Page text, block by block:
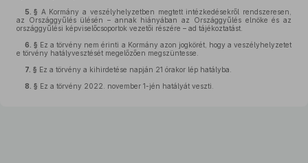
5. § A Kormány a veszélyhelyzetben megtett intézkedésekről rendszeresen,
az Országgyűlés ülésén – annak hiányában az Országgyűlés elnöke és az
országgyűlési képviselőcsoportok vezetői részére – ad tájékoztatást.
6. § Ez a törvény nem érinti a Kormány azon jogkörét, hogy a veszélyhelyzetet
e törvény hatályvesztését megelőzően megszüntesse.
7. § Ez a törvény a kihirdetése napján 21 órakor lép hatályba.
8. § Ez a törvény 2022. november 1-jén hatályát veszti.